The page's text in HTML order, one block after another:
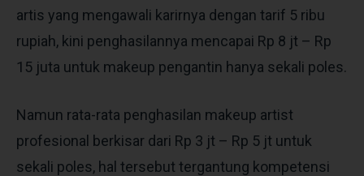
artis yang mengawali karirnya dengan tarif 5 ribu
rupiah, kini penghasilannya mencapai Rp 8 jt – Rp
15 juta untuk makeup pengantin hanya sekali poles.
Namun rata-rata penghasilan makeup artist
profesional berkisar dari Rp 3 jt – Rp 5 jt untuk
sekali poles, hal tersebut tergantung kompetensi